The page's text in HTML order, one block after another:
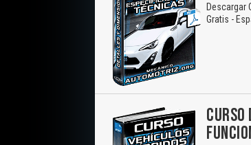
Descargar
Gratis -